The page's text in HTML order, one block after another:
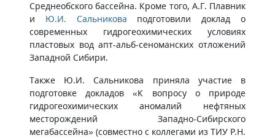
Среднеобского бассейна. Кроме того, А.Г. Плавник
и Ю.И. Сальникова подготовили доклад о
современных гидрогеохимических условиях
пластовых вод апт-альб-сеноманских отложений
Западной Сибири.
Также Ю.И. Сальникова приняла участие в
подготовке докладов «К вопросу о природе
гидрогеохимических аномалий нефтяных
месторождений Западно-Сибирского
мегабассейна» (совместно с коллегами из ТИУ Р.Н.